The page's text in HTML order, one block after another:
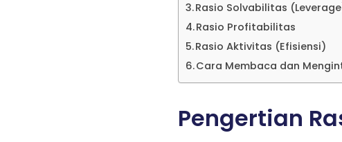
Rasio Solvabilitas
Rasio Profitabilitas
Rasio Aktivitas (Efisiensi)
Cara Membaca dan
Pengertian